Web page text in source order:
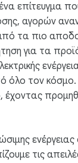
επίτευγμα
αγορών
τα πιο
για τα
όλο τον
έχοντας
τις